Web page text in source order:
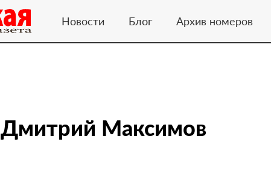
Новости Блог Архив номеров
Дмитрий Максимов